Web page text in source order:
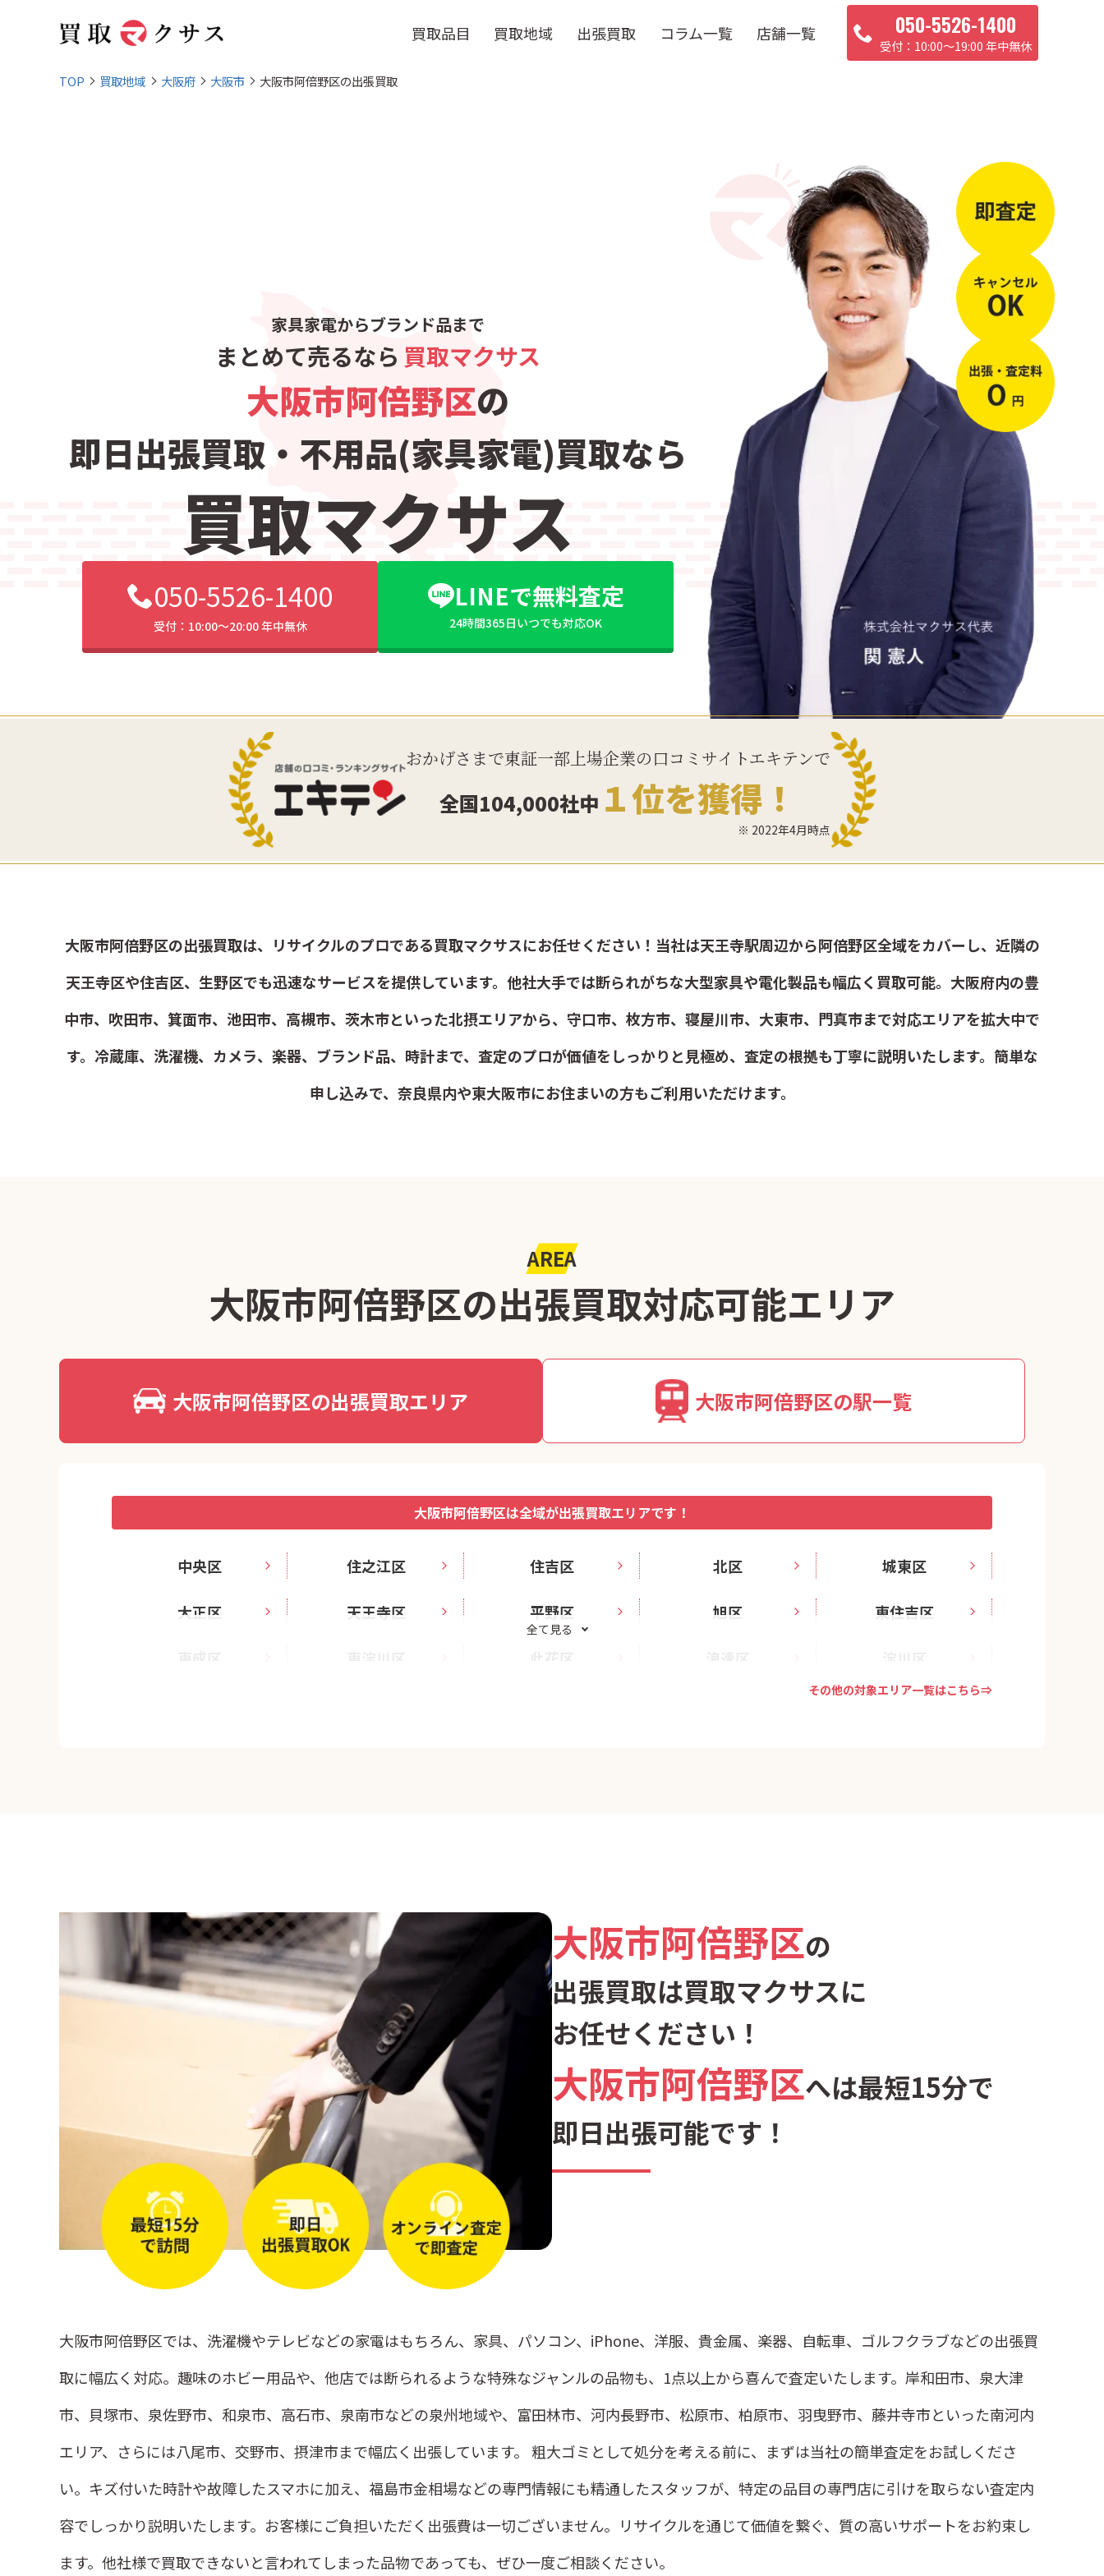
買取品目 買取地域 出張買取 コラム一覧 店舗一覧 050-5526-1400
10:00〜19:00 年中無休
TOP 買取地域 大阪府 大阪市 大阪市阿倍野区の出張買取
家具家電からブランド品まで
まとめて売るなら 買取マクサス
大阪市阿倍野区の
即日出張買取・ 不用品(家具家電)買取なら
買取マクサス
050-5526-1400
受付：10:00〜20:00 年中無休
LINEで無料査定
24時間365日いつでも対応OK
おかげさまで東証一部上場企業の口コミサイトエキテンで
全国104,000社中 １位を獲得！
※ 2022年4月時点
大阪市阿倍野区の出張買取は、リサイクルのプロである買取マクサスにお任せください！当社は天王寺駅周辺から阿倍野区全域をカバーし、近隣の
天王寺区や住吉区、生野区でも迅速なサービスを提供しています。他社大手では断られがちな大型家具や電化製品も幅広く買取可能。大阪府内の豊
中市、吹田市、箕面市、池田市、高槻市、茨木市といった北摂エリアから、守口市、枚方市、寝屋川市、大東市、門真市まで対応エリアを拡大中で
す。冷蔵庫、洗濯機、カメラ、楽器、ブランド品、時計まで、査定のプロが価値をしっかりと見極め、査定の根拠も丁寧に説明いたします。簡単な
申し込みで、奈良県内や東大阪市にお住まいの方もご利用いただけます。
AREA
大阪市阿倍野区の出張買取対応可能エリア
大阪市阿倍野区の出張買取エリア 大阪市阿倍野区の駅一覧
大阪市阿倍野区は全域が出張買取エリアです！
中央区 住之江区 住吉区 北区 城東区
大正区 天王寺区 平野区 旭区 東住吉区
全て見る
その他の対象エリア一覧はこちら⇒
大阪市阿倍野区の
出張買取は買取マクサスに
お任せください！
大阪市阿倍野区へは最短15分で
即日出張可能です！
大阪市阿倍野区では、洗濯機やテレビなどの家電はもちろん、家具、パソコン、iPhone、洋服、貴金属、楽器、自転車、ゴルフクラブなどの出張買
取に幅広く対応。趣味のホビー用品や、他店では断られるような特殊なジャンルの品物も、1点以上から喜んで査定いたします。岸和田市、泉大津
市、貝塚市、泉佐野市、和泉市、高石市、泉南市などの泉州地域や、富田林市、河内長野市、松原市、柏原市、羽曳野市、藤井寺市といった南河内
エリア、さらには八尾市、交野市、摂津市まで幅広く出張しています。 粗大ゴミとして処分を考える前に、まずは当社の簡単査定をお試しくださ
い。キズ付いた時計や故障したスマホに加え、福島市金相場などの専門情報にも精通したスタッフが、特定の品目の専門店に引けを取らない査定内
容でしっかり説明いたします。お客様にご負担いただく出張費は一切ございません。リサイクルを通じて価値を繋ぐ、質の高いサポートをお約束し
ます。他社様で買取できないと言われてしまった品物であっても、ぜひ一度ご相談ください。